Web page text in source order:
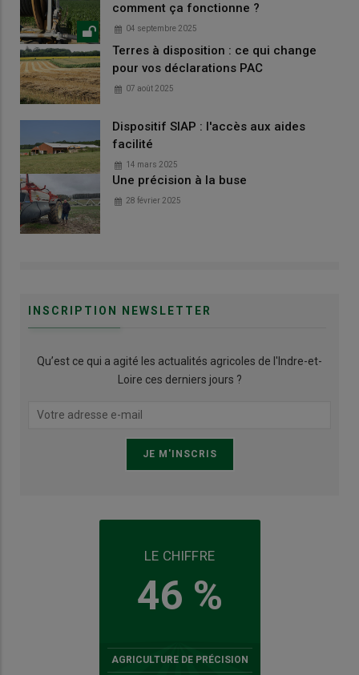
comment ça fonctionne ?
04 septembre 2025
Terres à disposition : ce qui change
pour vos déclarations PAC
07 août 2025
Dispositif SIAP : l'accès aux aides
facilité
14 mars 2025
Une précision à la buse
28 février 2025
INSCRIPTION NEWSLETTER
Qu’est ce qui a agité les actualités agricoles de l'Indre-et-
Loire ces derniers jours ?
LE CHIFFRE
46 %
AGRICULTURE DE PRÉCISION